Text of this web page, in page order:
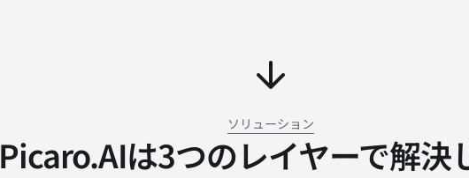
ソリューション
Picaro.AIは3つのレイヤーで解決